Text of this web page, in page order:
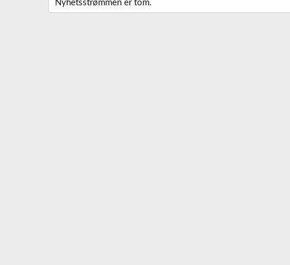
Nyhetsstrømmen er tom.